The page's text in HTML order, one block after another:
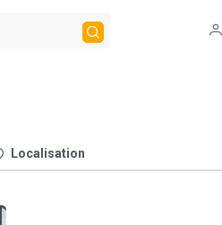
Localisation